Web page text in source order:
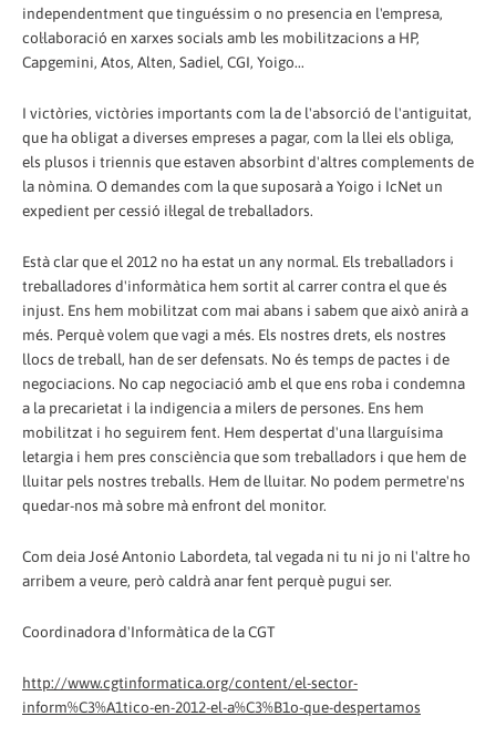
independentment que tinguéssim o no presencia en l'empresa,
col·laboració en xarxes socials amb les mobilitzacions a HP,
Capgemini, Atos, Alten, Sadiel, CGI, Yoigo...
I victòries, victòries importants com la de l'absorció de l'antiguitat,
que ha obligat a diverses empreses a pagar, com la llei els obliga,
els plusos i triennis que estaven absorbint d'altres complements de
la nòmina. O demandes com la que suposarà a Yoigo i IcNet un
expedient per cessió il·legal de treballadors.
Està clar que el 2012 no ha estat un any normal. Els treballadors i
treballadores d'informàtica hem sortit al carrer contra el que és
injust. Ens hem mobilitzat com mai abans i sabem que això anirà a
més. Perquè volem que vagi a més. Els nostres drets, els nostres
llocs de treball, han de ser defensats. No és temps de pactes i de
negociacions. No cap negociació amb el que ens roba i condemna
a la precarietat i la indigencia a milers de persones. Ens hem
mobilitzat i ho seguirem fent. Hem despertat d'una llarguísima
letargia i hem pres consciència que som treballadors i que hem de
lluitar pels nostres treballs. Hem de lluitar. No podem permetre'ns
quedar-nos mà sobre mà enfront del monitor.
Com deia José Antonio Labordeta, tal vegada ni tu ni jo ni l'altre ho
arribem a veure, però caldrà anar fent perquè pugui ser.
Coordinadora d'Informàtica de la CGT
http://www.cgtinformatica.org/content/el-sector-
inform%C3%A1tico-en-2012-el-a%C3%B1o-que-despertamos